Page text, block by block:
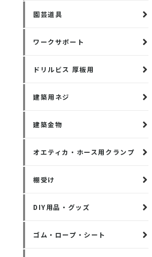
園芸道具
ワークサポート
ドリルビス 厚板用
建築用ネジ
建築金物
オエティカ・ホース用クランプ
棚受け
DIY用品・グッズ
ゴム・ロープ・シート